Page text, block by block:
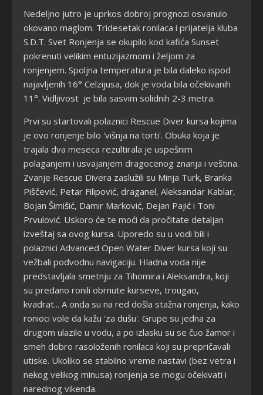
Nedeljno jutro je uprkos dobroj prognozi osvanulo
okovano maglom. Tridesetak ronilaca i prijatelja kluba
S.D.T. Svet Ronjenja se okupilo kod kafića Sunset
pokrenuti velikim entuzijazmom i željom za
ronjenjem. Spoljna temperatura je bila daleko ispod
najavljenih 16° Celzijusa, dok je voda bila očekivanih
11°. Vidljivost je bila sasvim solidnih 2-3 metra.
Prvi su startovali polaznici Rescue Diver kursa kojima
je ovo ronjenje bilo 'višnja na torti'. Obuka koja je
trajala dva meseca rezultirala je uspešnim
polaganjem i usvajanjem dragocenog znanja i veština.
Zvanje Rescue Divera zaslužili su Minja Turk, Branka
Piščević, Petar Filipović, draganel, Aleksandar Kablar,
Bojan Šimišić, Damir Marković, Dejan Pajić i Toni
Prvulović. Uskoro će te moći da pročitate detaljan
izveštaj sa ovog kursa. Uporedo su u vodi bili i
polaznici Advanced Open Water Diver kursa koji su
vežbali podvodnu navigaciju. Hladna voda nije
predstavljala smetnju za Tihomira i Aleksandra, koji
su predano ronili obrnute kurseve, trougao,
kvadrat... A onda su na red došla stažna ronjenja, kako
ronioci vole da kažu 'za dušu'. Grupe su jedna za
drugom ulazile u vodu, a po izlasku su se čuo žamor i
smeh dobro rasoloženih ronilaca koji su prepričavali
utiske. Ukoliko se stabilno vreme nastavi (bez vetra i
nekog velikog minusa) ronjenja se mogu očekivati i
narednog vikenda.